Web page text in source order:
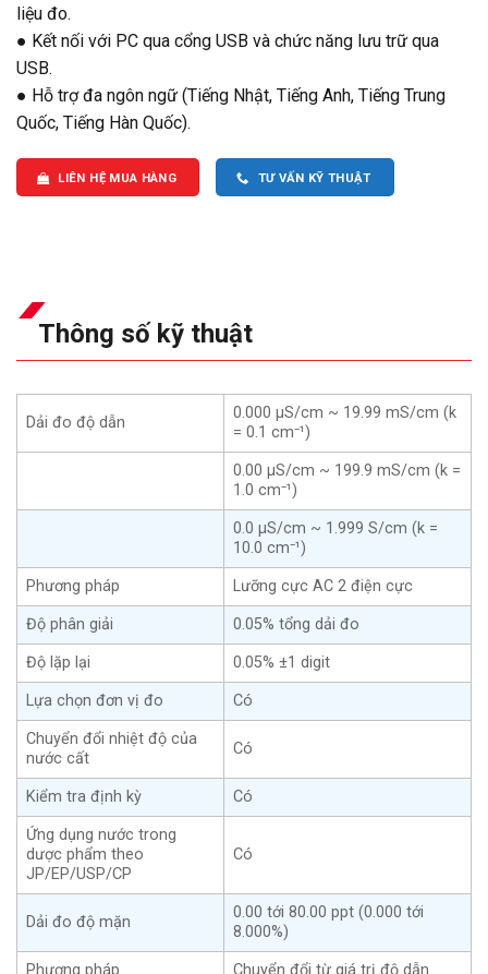
liệu đo.
● Kết nối với PC qua cổng USB và chức năng lưu trữ qua
USB.
● Hỗ trợ đa ngôn ngữ (Tiếng Nhật, Tiếng Anh, Tiếng Trung
Quốc, Tiếng Hàn Quốc).
LIÊN HỆ MUA HÀNG TƯ VẤN KỸ THUẬT
Thông số kỹ thuật
Dải đo độ dẫn
0.000 μS/cm ~ 19.99 mS/cm (k
= 0.1 cm⁻¹)
0.00 μS/cm ~ 199.9 mS/cm (k =
1.0 cm⁻¹)
0.0 μS/cm ~ 1.999 S/cm (k =
10.0 cm⁻¹)
Phương pháp Lưỡng cực AC 2 điện cực
Độ phân giải 0.05% tổng dải đo
Độ lặp lại 0.05% ±1 digit
Lựa chọn đơn vị đo Có
Chuyển đổi nhiệt độ của
nước cất
Có
Kiểm tra định kỳ Có
Ứng dụng nước trong
dược phẩm theo
JP/EP/USP/CP
Có
Dải đo độ mặn
0.00 tới 80.00 ppt (0.000 tới
8.000%)
Phương pháp Chuyển đổi từ giá trị độ dẫn